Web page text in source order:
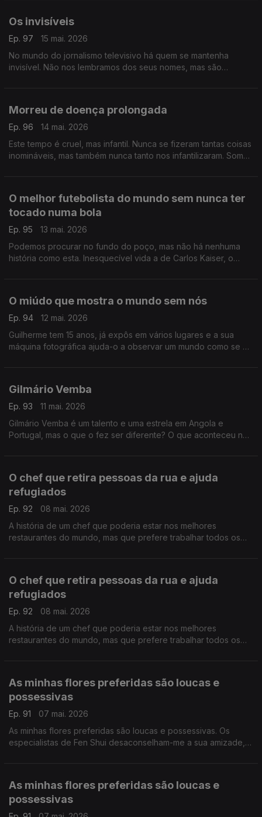
Os invisíveis
Ep. 97
15 mai. 2026
No mundo do jornalismo televisivo há quem se mantenha
invisível. Não nos lembramos dos seus nomes, mas são
Morreu de doença prolongada
Ep. 96
14 mai. 2026
Este tempo é cruel, mas infantil. Nunca se fizeram tantas coisas
inomináveis, mas também nunca tanto nos infantilizaram. Somos
O melhor futebolista do mundo sem nunca ter
tocado numa bola
Ep. 95
13 mai. 2026
Podemos procurar no fundo do poço, mas não há nenhuma
história como esta. Inesquecível vida a de Carlos Kaiser, o
O miúdo que mostra o mundo sem nós
Ep. 94
12 mai. 2026
Guilherme tem 15 anos, já expôs em vários lugares e a sua
máquina fotográfica ajuda-o a observar um mundo como se o
Gilmário Vemba
Ep. 93
11 mai. 2026
Gilmário Vemba é um talento e uma estrela em Angola e
Portugal, mas o que o fez ser diferente? O que aconteceu na
O chef que retira pessoas da rua e ajuda
refugiados
Ep. 92
08 mai. 2026
A história de um chef que poderia estar nos melhores
restaurantes do mundo, mas que prefere trabalhar todos os
O chef que retira pessoas da rua e ajuda
refugiados
Ep. 92
08 mai. 2026
A história de um chef que poderia estar nos melhores
restaurantes do mundo, mas que prefere trabalhar todos os
As minhas flores preferidas são loucas e
possessivas
Ep. 91
07 mai. 2026
As minhas flores preferidas são loucas e possessivas. Os
especialistas de Fen Shui desaconselham-me a sua amizade,
As minhas flores preferidas são loucas e
possessivas